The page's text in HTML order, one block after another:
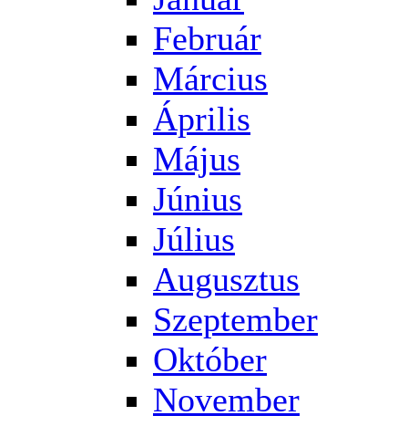
Február
Március
Április
Május
Június
Július
Augusztus
Szeptember
Október
November